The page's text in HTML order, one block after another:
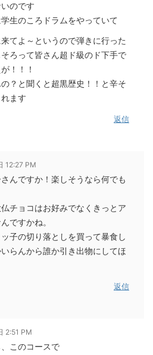
のです
生のころドラムをやっていて
てよ～というので弾きに行った
ろって皆さん超ド級のド下手で
！！！
の？と聞くと超黒歴史！！と辛そ
ます
返信
12:27 PM
んですか！楽しそうなら何でも
チョコはお好みでなくきっとア
ですかね。
子の切り落としを買って暴食し
らんから誰か引き出物にしてほ
返信
2:51 PM
このコースで